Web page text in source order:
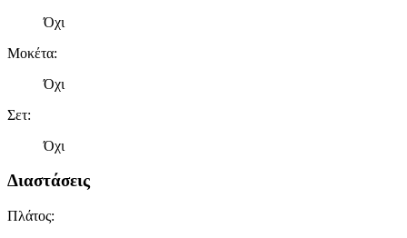
Όχι
Μοκέτα:
Όχι
Σετ:
Όχι
Διαστάσεις
Πλάτος: